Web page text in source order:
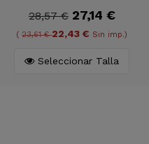
28,57 € 27,14 €
(23,61 €22,43 € Sin imp.)
Seleccionar Talla